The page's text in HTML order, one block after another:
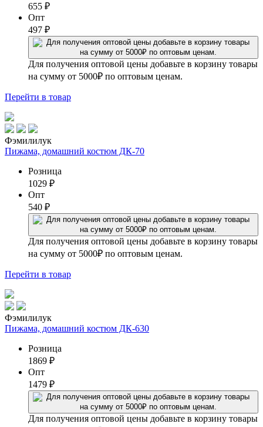
655 ₽
Опт
497 ₽
Для получения оптовой цены добавьте в корзину товары
на сумму от 5000₽ по оптовым ценам.
Перейти в товар
Фэмилилук
Пижама, домашний костюм ДК-70
Розница
1029 ₽
Опт
540 ₽
Для получения оптовой цены добавьте в корзину товары
на сумму от 5000₽ по оптовым ценам.
Перейти в товар
Фэмилилук
Пижама, домашний костюм ДК-630
Розница
1869 ₽
Опт
1479 ₽
Для получения оптовой цены добавьте в корзину товары